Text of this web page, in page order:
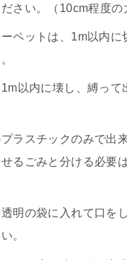
さい。（10cm程度の
ペットは、1m以内に
以内に壊し、縛って
ラスチックのみで出
るごみと分ける必要
明の袋に入れて口を
。